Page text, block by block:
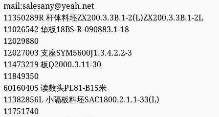
mail:salesany@yeah.net
11350289R 杆体料坯ZX200.3.3B.1-2(L)ZX200.3.3B.1-2L
11026542 垫板18BS-R-090883.1-18
12029880
12027003 支座SYM5600J1.3.4.2.2-3
11473219 板Q2000.3.11-30
11849350
60160405 读数头PL81-B15米
11382856L 小隔板料坯SAC1800.2.1.1-33(L)
11751740